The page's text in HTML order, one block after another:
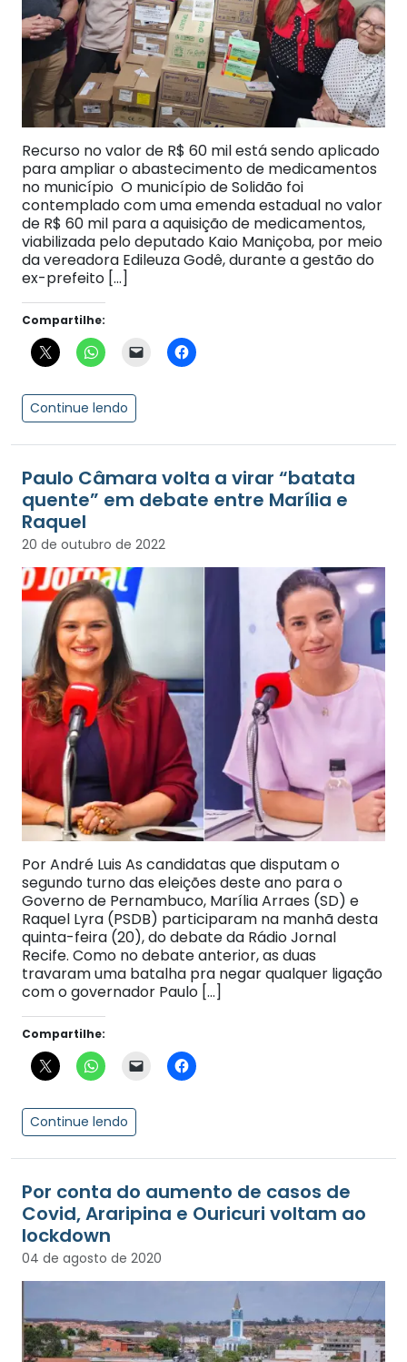
Recurso no valor de R$ 60 mil está sendo aplicado
para ampliar o abastecimento de medicamentos
no município O município de Solidão foi
contemplado com uma emenda estadual no valor
de R$ 60 mil para a aquisição de medicamentos,
viabilizada pelo deputado Kaio Maniçoba, por meio
da vereadora Edileuza Godê, durante a gestão do
ex-prefeito […]
Compartilhe:
Continue lendo
Paulo Câmara volta a virar “batata
quente” em debate entre Marília e
Raquel
20 de outubro de 2022
Por André Luis As candidatas que disputam o
segundo turno das eleições deste ano para o
Governo de Pernambuco, Marília Arraes (SD) e
Raquel Lyra (PSDB) participaram na manhã desta
quinta-feira (20), do debate da Rádio Jornal
Recife. Como no debate anterior, as duas
travaram uma batalha pra negar qualquer ligação
com o governador Paulo […]
Compartilhe:
Continue lendo
Por conta do aumento de casos de
Covid, Araripina e Ouricuri voltam ao
lockdown
04 de agosto de 2020